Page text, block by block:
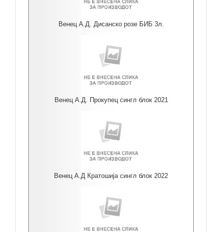
Венец А.Д. Дисанско розе БИБ 3л.
Венец А.Д. Прокупец сингл блок 2021
Венец А.Д Кратошија сингл блок 2022